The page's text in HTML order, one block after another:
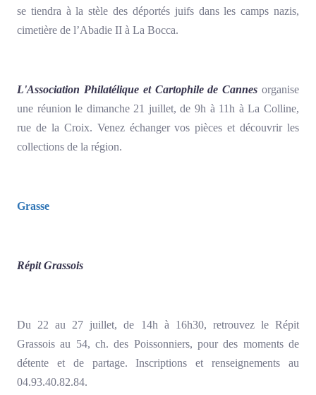
se tiendra à la stèle des déportés juifs dans les camps nazis,
cimetière de l’Abadie II à La Bocca.
L'Association Philatélique et Cartophile de Cannes organise
une réunion le dimanche 21 juillet, de 9h à 11h à La Colline,
rue de la Croix. Venez échanger vos pièces et découvrir les
collections de la région.
Grasse
Répit Grassois
Du 22 au 27 juillet, de 14h à 16h30, retrouvez le Répit
Grassois au 54, ch. des Poissonniers, pour des moments de
détente et de partage. Inscriptions et renseignements au
04.93.40.82.84.